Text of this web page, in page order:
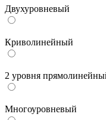
Двухуровневый
Криволинейный
2 уровня
Многоуровневый